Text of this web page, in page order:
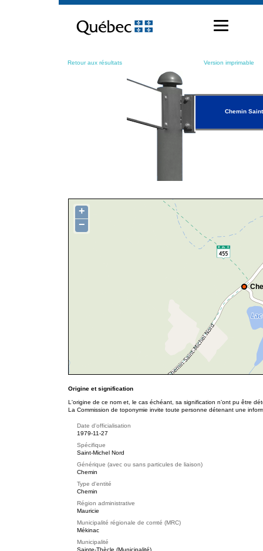
contenu
Retour aux résultats Version imprimable
Chemin
+
−
Origine et signification
L'origine de ce nom et, le cas échéant, sa signification n’ont pu être
La Commission de toponymie invite toute personne détenant une
Date d'officialisation
1979-11-27
Spécifique
Saint-Michel Nord
Générique (avec ou sans particules de liaison)
Chemin
Type d'entité
Chemin
Région administrative
Mauricie
Municipalité régionale de comté (MRC)
Mékinac
Municipalité
Sainte-Thècle (Municipalité)